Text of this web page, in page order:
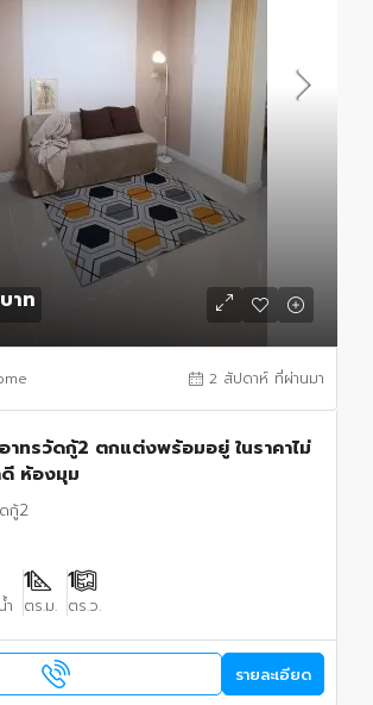
าท
2 สัปดาห์ ที่ผ่านมา
าทรวัดกู้2 ตกแต่งพร้อมอยู่ ในราคาไม่
ดี ห้องมุม
กู้2
ำ
1
ตร.ม.
1
ตร.ว.
รายละเอียด